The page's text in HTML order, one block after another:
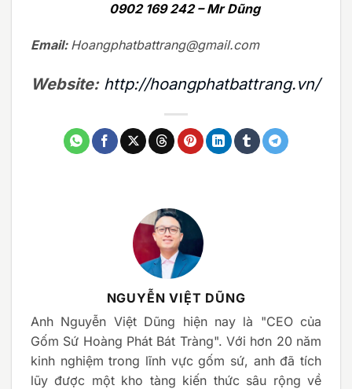
0902 169 242 – Mr Dũng
Email: Hoangphatbattrang@gmail.com
Website: http://hoangphatbattrang.vn/
NGUYỄN VIỆT DŨNG
Anh Nguyễn Việt Dũng hiện nay là "CEO của
Gốm Sứ Hoàng Phát Bát Tràng". Với hơn 20 năm
kinh nghiệm trong lĩnh vực gốm sứ, anh đã tích
lũy được một kho tàng kiến thức sâu rộng về